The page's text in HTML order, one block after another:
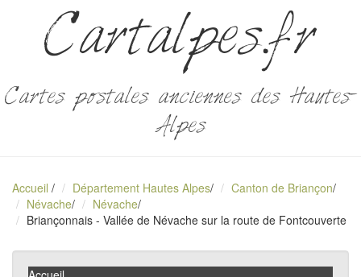
Cartalpes.fr
Cartes postales anciennes des Hautes-
Alpes
Accueil / Département Hautes Alpes/ Canton de Briançon/
Névache/ Névache/
Briançonnais - Vallée de Névache sur la route de Fontcouverte